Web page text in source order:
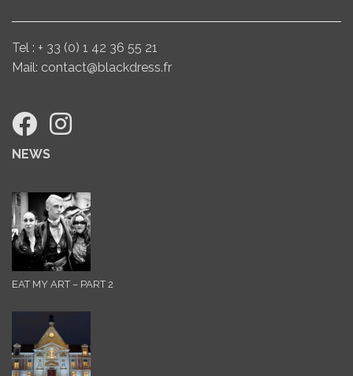
Tel : + 33 (0) 1 42 36 55 21
Mail: contact@blackdress.fr
NEWS
EAT MY ART – PART 2